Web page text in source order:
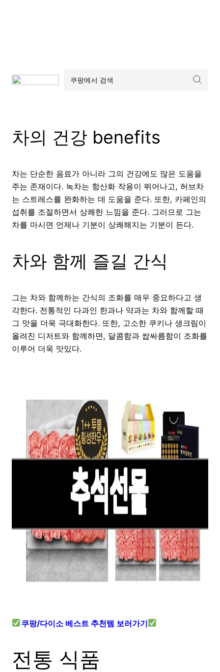
차의 건강 benefits
차는 단순한 음료가 아니라 그의 건강에도 많은 도움을
주는 존재이다. 녹차는 항산화 작용이 뛰어나고, 허브차
는 스트레스를 완화하는 데 도움을 준다. 또한, 카페인의
섭취를 조절하면서 상쾌한 느낌을 준다. 그러므로 그는
차를 마시면 언제나 기분이 상쾌해지는 기분이 든다.
차와 함께 즐길 간식
그는 차와 함께하는 간식의 조화를 매우 중요하다고 생
각한다. 전통적인 다과인 한과나 약과는 차와 함께할 때
그 맛을 더욱 극대화한다. 또한, 고소한 쿠키나 생크림이
올려진 디저트와 함께하면, 달콤함과 쌉싸름함이 조화를
이루어 더욱 맛있다.
쿠팡/다이소 베스트 추천템 보러가기
전통 식품